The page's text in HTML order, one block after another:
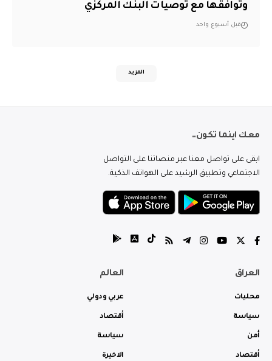
وتوافقها مع توصيات البنك المركزي
قبل أسبوع واحد
المزيد
معك اينما تكون..
ابقى على تواصل معنا عبر منصاتنا على التواصل
الاجتماعي وتطبيق الرشيد على الهواتف الذكية.
العراق
محليات
سياسة
أمن
أقتصاد
العالم
عربي ودولي
أقتصاد
سياسة
الاخيرة